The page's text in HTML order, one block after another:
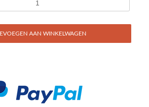
AAN WINKELWAGEN